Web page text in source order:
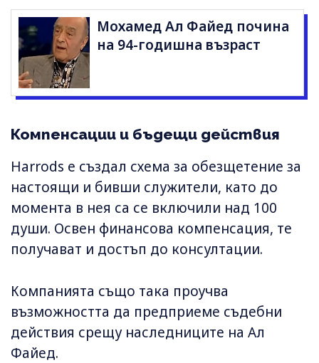
Мохамед Ал Файед почина
на 94-годишна възраст
Компенсации и бъдещи действия
Harrods е създал схема за обезщетение за
настоящи и бивши служители, като до
момента в нея са се включили над 100
души. Освен финансова компенсация, те
получават и достъп до консултации.
Компанията също така проучва
възможността да предприеме съдебни
действия срещу наследниците на Ал
Файед.